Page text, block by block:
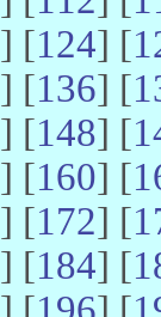
] [124] [
] [136] [
] [148] [
] [160] [
] [172] [
] [184] [